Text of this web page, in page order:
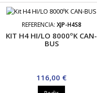
REFERENCIA: XJP-H4S8
KIT H4 HI/LO 8000ºK CAN-
BUS
Precio
116,00 €